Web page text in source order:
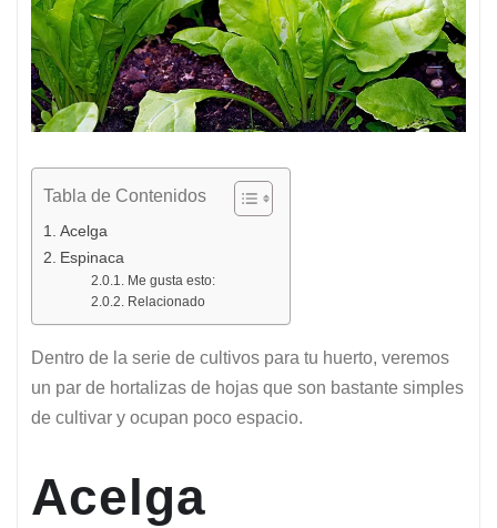
Tabla de Contenidos
Acelga
Espinaca
Me gusta esto:
Relacionado
Dentro de la serie de cultivos para tu huerto, veremos
un par de hortalizas de hojas que son bastante simples
de cultivar y ocupan poco espacio.
Acelga